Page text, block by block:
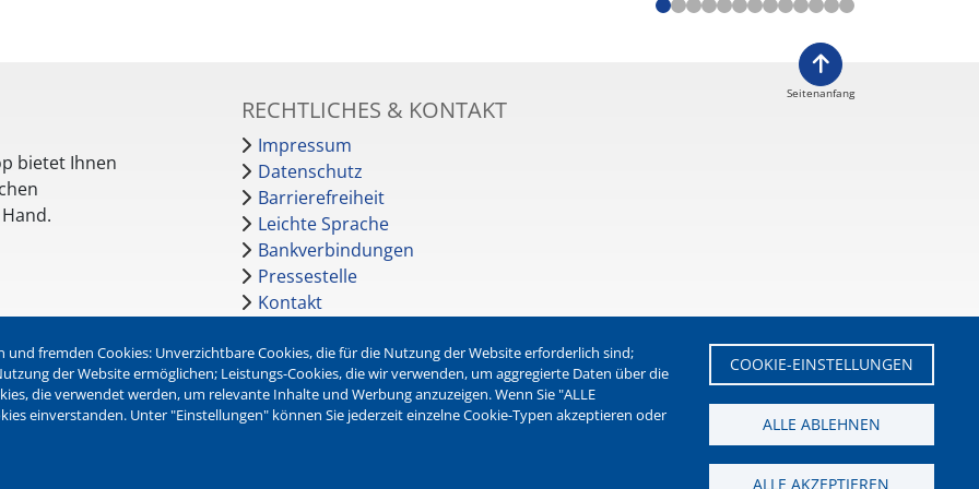
bietet Ihnen
RECHTLICHES & KONTAKT
Impressum
Datenschutz
Barrierefreiheit
Leichte Sprache
Bankverbindungen
Pressestelle
Kontakt
NEWSLETTER
Jetzt die verschiedenen Newsletter der Stadt Waltrop
abonnieren:
Seitenanfang
fremden Cookies: Unverzichtbare Cookies, die für die Nutzung der Website erforderlich sind;
der Website ermöglichen; Leistungs-Cookies, die wir verwenden, um aggregierte Daten über die
die verwendet werden, um relevante Inhalte und Werbung anzuzeigen. Wenn Sie "ALLE
einverstanden. Unter "Einstellungen" können Sie jederzeit einzelne Cookie-Typen akzeptieren oder
COOKIE-EINSTELLUNGEN
ALLE ABLEHNEN
ALLE AKZEPTIEREN